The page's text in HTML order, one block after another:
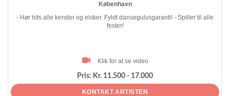
København
- Hør hits alle kender og elsker. Fyldt dansegulvsgaranti! - Spiller til alle
fester!
Klik for at se video
Pris: Kr. 11.500 - 17.000
KONTAKT ARTISTEN